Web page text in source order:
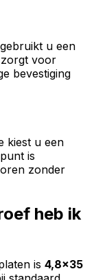
u een
voor
bevestiging
kiest u een
is
zonder
heb ik
is4,8x35